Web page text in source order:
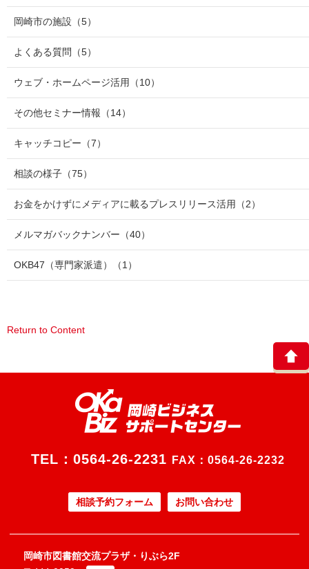
岡崎市の施設 （5）
よくある質問 （5）
ウェブ・ホームページ活用 （10）
その他セミナー情報 （14）
キャッチコピー （7）
相談の様子 （75）
お金をかけずにメディアに載るプレスリリース活用 （2）
メルマガバックナンバー （40）
OKB47（専門家派遣） （1）
Return to Content
TEL： 0564-26-2231 FAX：0564-26-2232
相談予約フォーム お問い合わせ
岡崎市図書館交流プラザ・りぶら2F